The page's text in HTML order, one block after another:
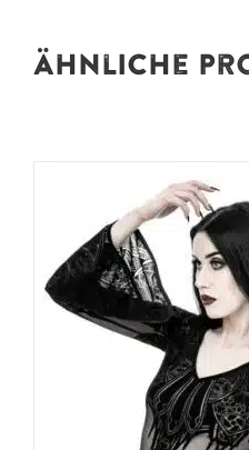
Ähnliche